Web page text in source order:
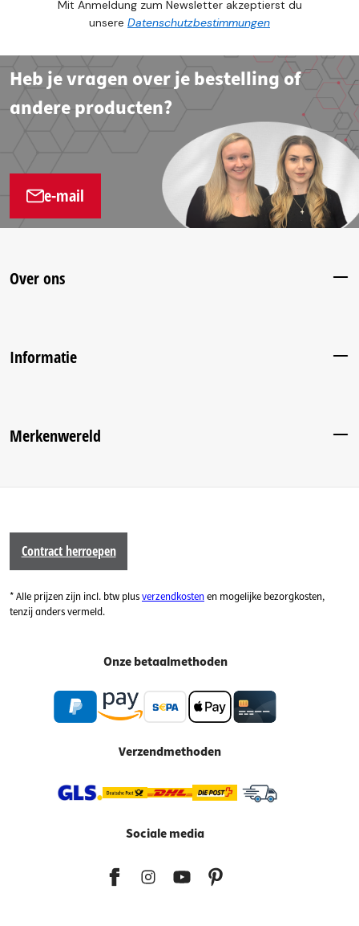
Mit Anmeldung zum Newsletter akzeptierst du
unsere Datenschutzbestimmungen
Heb je vragen over je bestelling of
andere producten?
e-mail
Over ons
Informatie
Merkenwereld
Contract herroepen
* Alle prijzen zijn incl. btw plusverzendkostenen mogelijke bezorgkosten,
tenzij anders vermeld.
Onze betaalmethoden
Verzendmethoden
Sociale media